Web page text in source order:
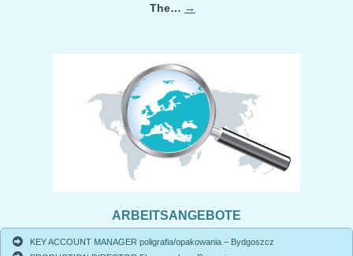
The… →
ARBEITSANGEBOTE
KEY ACCOUNT MANAGER poligrafia/opakowania – Bydgoszcz